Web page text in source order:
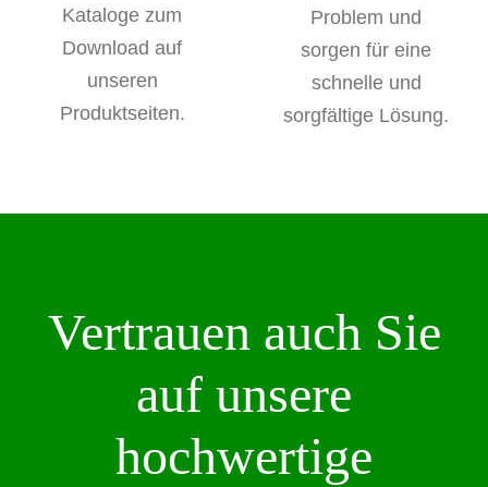
Kataloge zum
Download auf
unseren
Produktseiten.
Problem und
sorgen für eine
schnelle und
sorgfältige Lösung.
Vertrauen auch Sie
auf unsere
hochwertige